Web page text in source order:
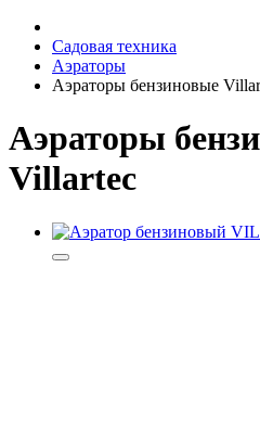
Садовая техника
Аэраторы
Аэраторы бензиновые
Аэраторы
Villartec